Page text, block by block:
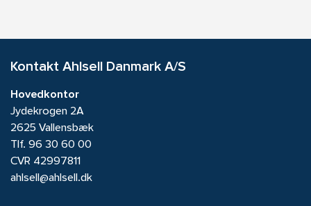
Kontakt Ahlsell Danmark A/S
Hovedkontor
Jydekrogen 2A
2625 Vallensbæk
Tlf. 96 30 60 00
CVR 42997811
ahlsell@ahlsell.dk